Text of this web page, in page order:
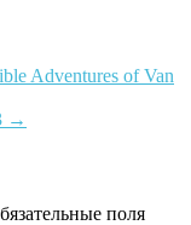
Adventures of Van
→
поля